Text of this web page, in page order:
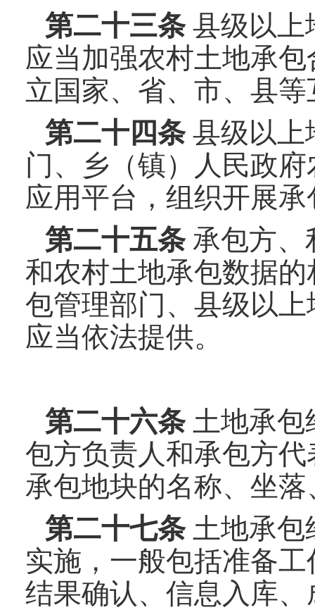
第二十三条县级以上
应当加强农村土地承
立国家、省、市、县
第二十 四条县级以上
门、乡（镇）人民政
应用平台，组织开展
第二十五条承包方、
和农村土地承包数据
包管理部门、县级以
应当依法提供。
第二十六条土地承包
包方负责人和承包方
承包地块的名称、坐
第二十七条土地承包
实施，一般包括准备
结果确认、信息入库